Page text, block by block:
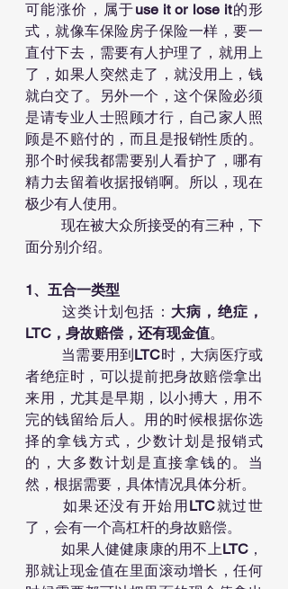
可能涨价，属于use it or lose it的形
式，就像车保险房子保险一样，要一
直付下去，需要有人护理了，就用上
了，如果人突然走了，就没用上，钱
就白交了。另外一个，这个保险必须
是请专业人士照顾才行，自己家人照
顾是不赔付的，而且是报销性质的。
那个时候我都需要别人看护了，哪有
精力去留着收据报销啊。所以，现在
极少有人使用。
面分别介绍。
1、五合一类型
	这类计划包括：
大病，绝症，
LTC，身故赔偿，还有现金值。
	当需要用到
LTC时，大病医疗或
者绝症时，可以提前把身故赔偿拿出
来用，尤其是早期，以小搏大，用不
完的钱留给后人。用的时候根据你选
择的拿钱方式，少数计划是报销式
的，大多数计划是直接拿钱的。当
然，根据需要，具体情况具体分析。
	如果还没有开始用
LTC就过世
了，会有一个高杠杆的身故赔偿。
	如果人健健康康的用不上
LTC，
那就让现金值在里面滚动增长，任何